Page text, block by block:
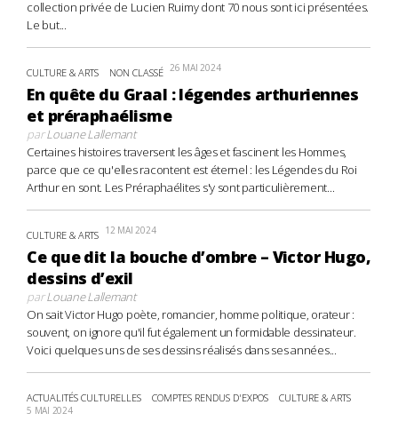
collection privée de Lucien Ruimy dont 70 nous sont ici présentées.
Le but...
CULTURE & ARTS NON CLASSÉ 26 MAI 2024
En quête du Graal : légendes arthuriennes
et préraphaélisme
parLouane Lallemant
Certaines histoires traversent les âges et fascinent les Hommes,
parce que ce qu'elles racontent est éternel : les Légendes du Roi
Arthur en sont. Les Préraphaélites s'y sont particulièrement...
CULTURE & ARTS 12 MAI 2024
Ce que dit la bouche d’ombre – Victor Hugo,
dessins d’exil
parLouane Lallemant
On sait Victor Hugo poète, romancier, homme politique, orateur :
souvent, on ignore qu'il fut également un formidable dessinateur.
Voici quelques uns de ses dessins réalisés dans ses années...
ACTUALITÉS CULTURELLES COMPTES RENDUS D'EXPOS CULTURE & ARTS
5 MAI 2024